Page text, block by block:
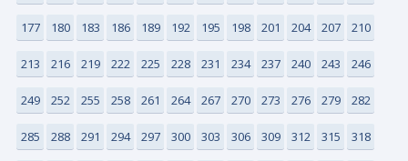
177 180 183 186 189 192 195 198 201 204 207 210
213 216 219 222 225 228 231 234 237 240 243 246
249 252 255 258 261 264 267 270 273 276 279 282
285 288 291 294 297 300 303 306 309 312 315 318